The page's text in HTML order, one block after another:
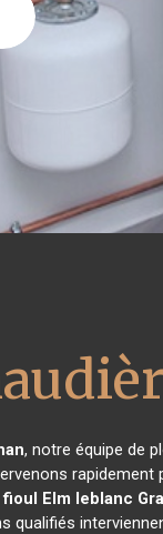
, notre équipe de
Elm leblanc
qualifiés